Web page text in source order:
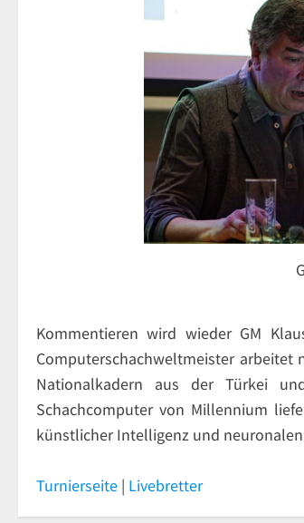
Kommentieren wird wieder GM
Computerschachweltmeister arbeitet
Nationalkadern aus der Türkei
Schachcomputer von Millennium
künstlicher Intelligenz und
Turnierseite | Livebretter